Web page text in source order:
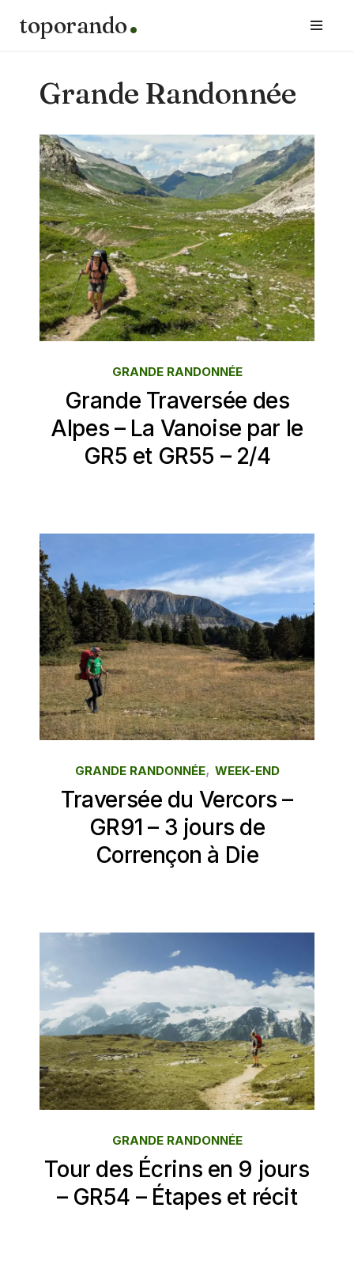
contenu
toporando
Grande Randonnée
Grande Traversée des
Alpes – La Vanoise par le
GR5 et GR55 – 2/4
GRANDE RANDONNÉE
Traversée du Vercors –
GR91 – 3 jours de
Corrençon à Die
GRANDE RANDONNÉE, WEEK-END
Tour des Écrins en 9 jours
– GR54 – Étapes et récit
GRANDE RANDONNÉE